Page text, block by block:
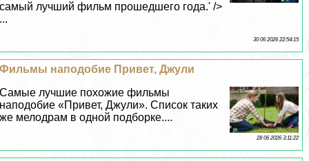
самый лучший фильм прошедшего года.' />
...
30 06 2026 22:54:15
Фильмы наподобие Привет, Джули
Самые лучшие похожие фильмы
наподобие «Привет, Джули». Список таких
же мелодрам в одной подборке....
28 06 2026 3:11:22